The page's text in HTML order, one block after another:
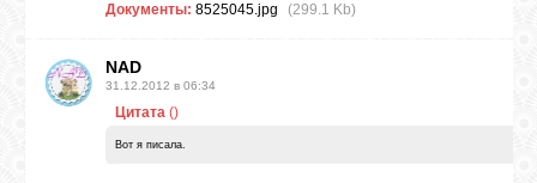
Документы: 8525045.jpg (299.1 Kb)
NAD
31.12.2012 в 06:34
Цитата ()
Вот я писала.